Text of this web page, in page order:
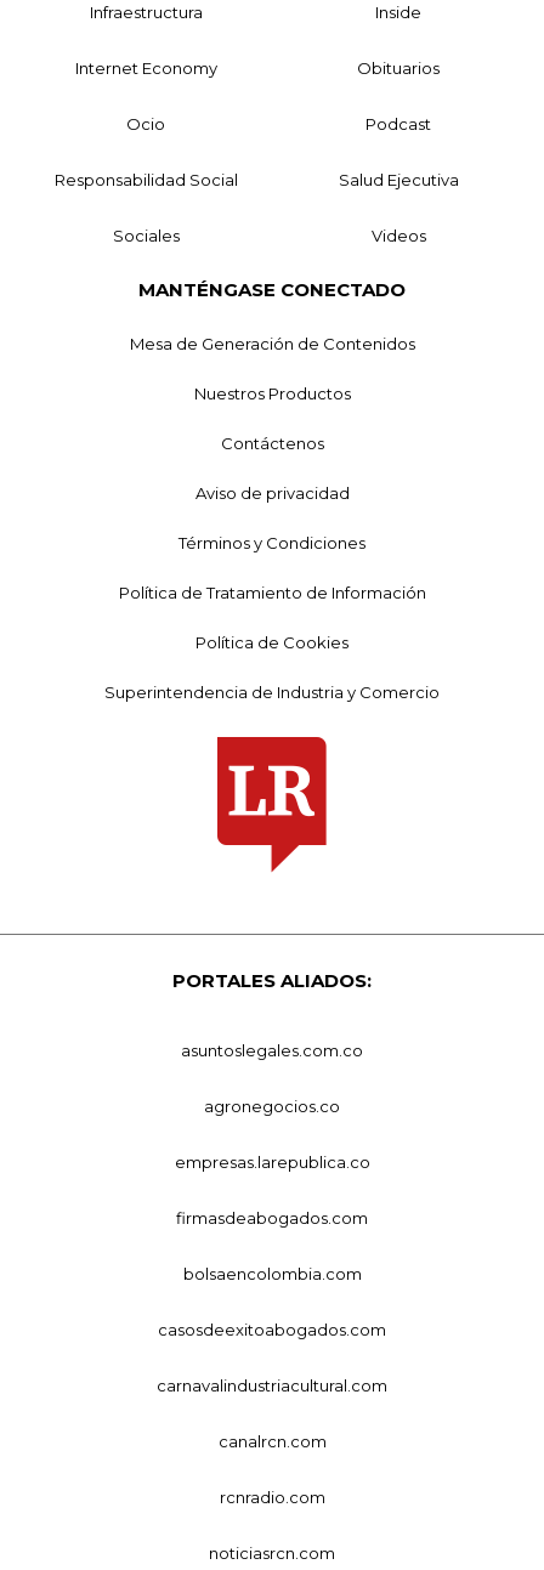
Infraestructura Inside
Internet Economy Obituarios
Ocio Podcast
Responsabilidad Social Salud Ejecutiva
Sociales Videos
MANTÉNGASE CONECTADO
Mesa de Generación de Contenidos
Nuestros Productos
Contáctenos
Aviso de privacidad
Términos y Condiciones
Política de Tratamiento de Información
Política de Cookies
Superintendencia de Industria y Comercio
PORTALES ALIADOS:
asuntoslegales.com.co
agronegocios.co
empresas.larepublica.co
firmasdeabogados.com
bolsaencolombia.com
casosdeexitoabogados.com
carnavalindustriacultural.com
canalrcn.com
rcnradio.com
noticiasrcn.com